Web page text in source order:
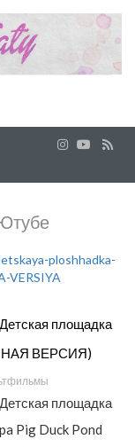
площадка
ВЕРСИЯ)
площадка
Pig Duck Pond